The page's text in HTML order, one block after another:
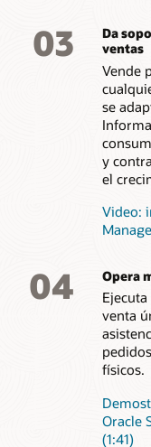
03
Da
ventas
Vende
se
y
el
Video:
04 Opera
venta
físicos.
Oracle
(1:41)